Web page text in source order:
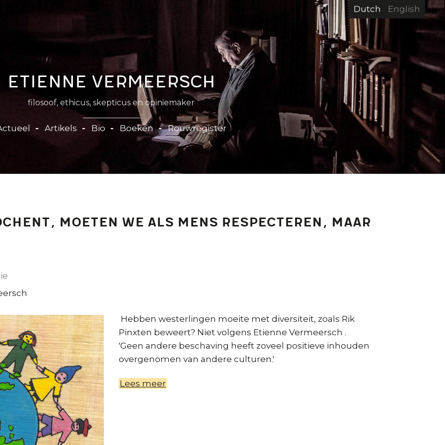
Dutch English
Etienne Vermeersch
filosoof, ethicus, skepticus en opiniemaker
Artikels Bio Boeken Rouwregister
moeten we als mens respecteren, maar
Hebben westerlingen moeite met diversiteit, zoals Rik
Pinxten beweert? Niet volgens Etienne Vermeersch .
'Geen andere beschaving heeft zoveel positieve inhouden
overgenomen van andere culturen.'
Lees meerover